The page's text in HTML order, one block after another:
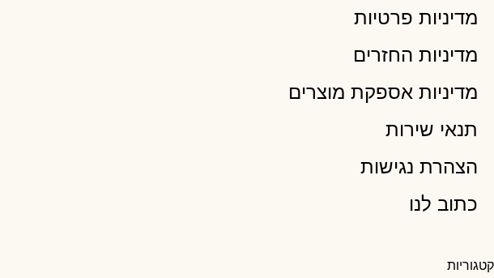
מדיניות פרטיות
מדיניות החזרים
מדיניות אספקת מוצרים
תנאי שירות
הצהרת נגישות
כתוב לנו
קטגוריות